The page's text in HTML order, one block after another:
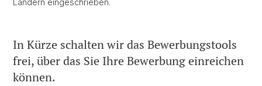
In Kürze schalten wir das Bewerbungstools
frei, über das Sie Ihre Bewerbung einreichen
können.